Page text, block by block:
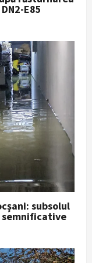
E85
subsolul